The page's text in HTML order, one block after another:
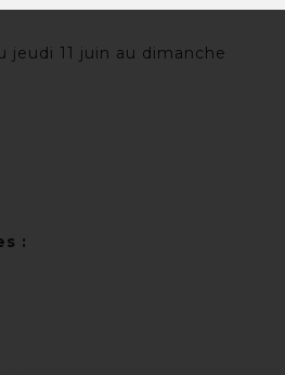
jeudi 11 juin au dimanche
: